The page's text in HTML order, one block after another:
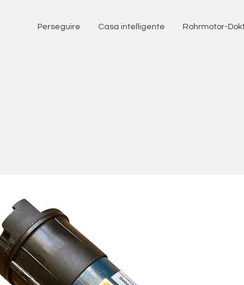
Perseguire Casa intelligente Rohrmotor-